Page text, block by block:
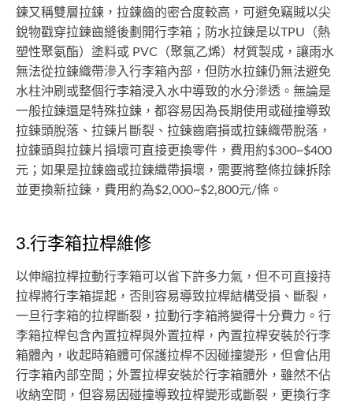
鍊又稱雙層拉鍊，拉鍊齒的密合度較高，可避免竊賊以尖
銳物戳穿拉鍊齒縫後劃開行李箱；防水拉鍊是以TPU（熱
塑性聚氨酯）塗料或 PVC（聚氯乙烯）材質製成，讓雨水
無法從拉鍊織帶滲入行李箱內部，但防水拉鍊仍無法避免
水柱沖刷或整個行李箱浸入水中導致的水分滲透。無論是
一般拉鍊還是特殊拉鍊，都容易因為長期使用或碰撞導致
拉鍊頭脫落、拉鍊片斷裂、拉鍊齒磨損或拉鍊織帶脫落，
拉鍊頭與拉鍊片損壞可直接更換零件，費用約$300~$400
元；如果是拉鍊齒或拉鍊織帶損壞，需要將整條拉鍊拆除
並更換新拉鍊，費用約為$2,000~$2,800元/條。
3.行李箱拉桿維修
以伸縮拉桿拉動行李箱可以省下許多力氣，但不可直接持
拉桿將行李箱提起，否則容易導致拉桿結構受損、斷裂，
一旦行李箱的拉桿斷裂，拉動行李箱將變得十分費力。行
李箱拉桿包含內置拉桿與外置拉桿，內置拉桿安裝於行李
箱體內，收起時箱體可保護拉桿不因碰撞變形，但會佔用
行李箱內部空間；外置拉桿安裝於行李箱體外，雖然不佔
收納空間，但容易因碰撞導致拉桿變形或斷裂，更換行李